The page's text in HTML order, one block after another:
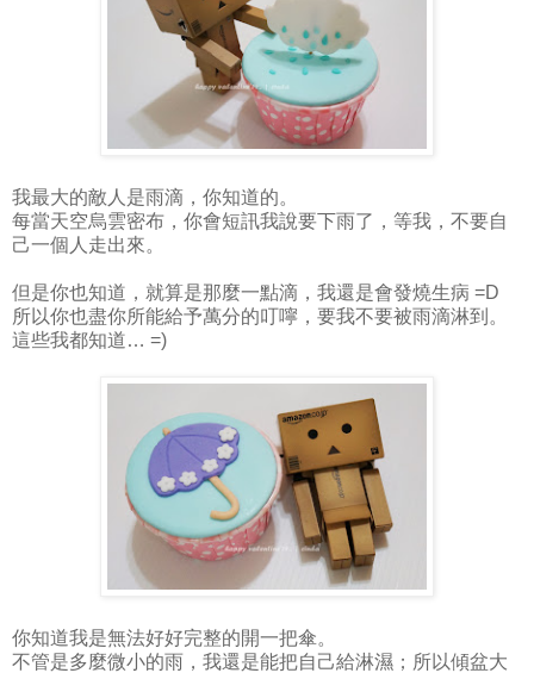
我最大的敵人是雨滴，你知道的。
每當天空烏雲密布，你會短訊我說要下雨了，等我，不要自
己一個人走出來。
但是你也知道，就算是那麼一點滴，我還是會發燒生病 =D
所以你也盡你所能給予萬分的叮嚀，要我不要被雨滴淋到。
這些我都知道… =)
你知道我是無法好好完整的開一把傘。
不管是多麼微小的雨，我還是能把自己給淋濕；所以傾盆大